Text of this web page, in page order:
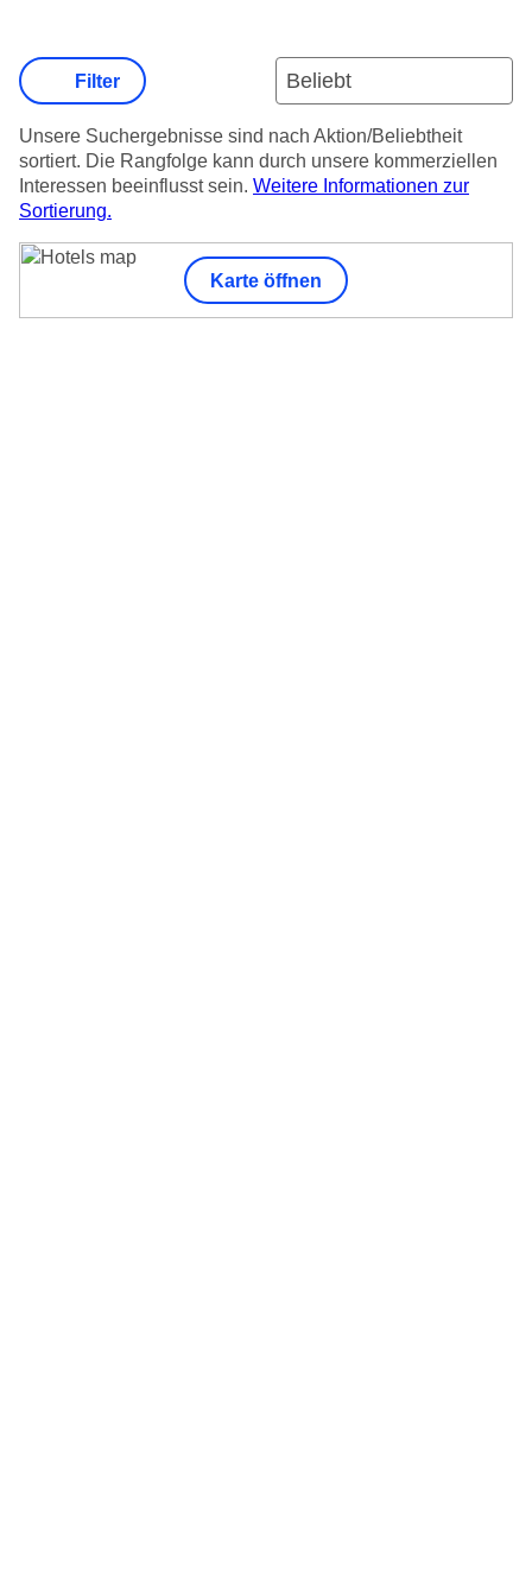
Unsere Suchergebnisse sind nach Aktion/Beliebtheit
sortiert. Die Rangfolge kann durch unsere kommerziellen
Interessen beeinflusst sein. Weitere Informationen zur
Sortierung.
Karte öffnen
Filter